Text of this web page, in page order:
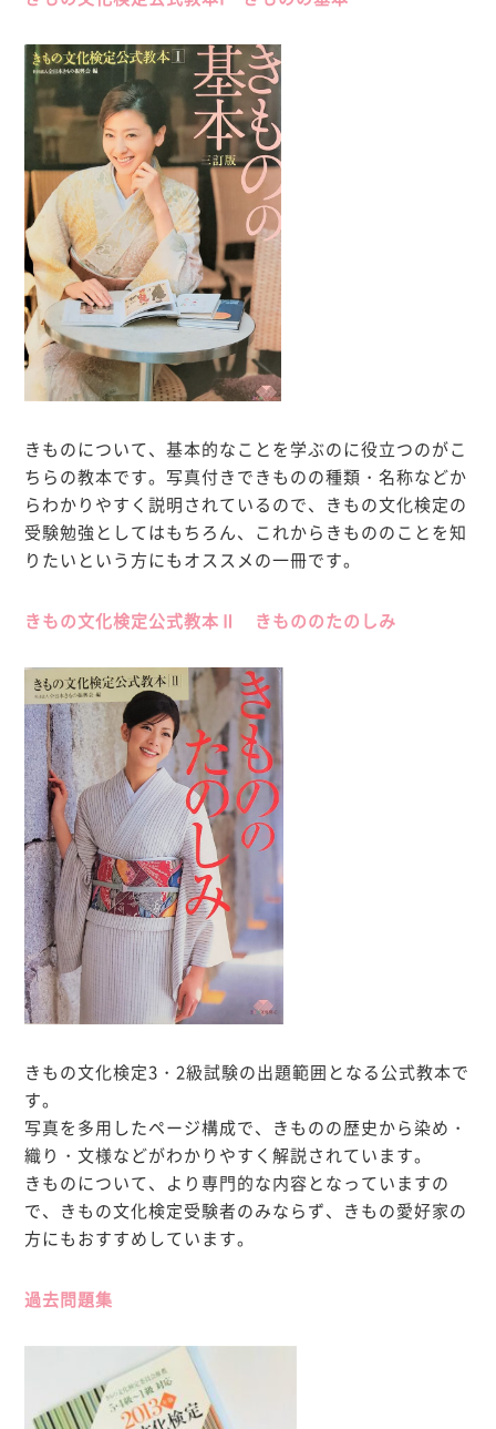
きものについて、基本的なことを学ぶのに役立つのがこ
ちらの教本です。写真付きできものの種類・名称などか
らわかりやすく説明されているので、きもの文化検定の
受験勉強としてはもちろん、これからきもののことを知
りたいという方にもオススメの一冊です。
きもの文化検定公式教本Ⅱ きもののたのしみ
きもの文化検定3・2級試験の出題範囲となる公式教本で
す。
写真を多用したページ構成で、きものの歴史から染め・
織り・文様などがわかりやすく解説されています。
きものについて、より専門的な内容となっていますの
で、きもの文化検定受験者のみならず、きもの愛好家の
方にもおすすめしています。
過去問題集